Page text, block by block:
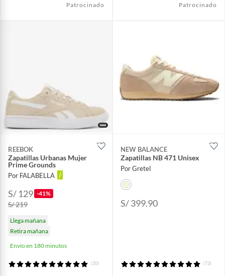
Patrocinado Patrocinado
REEBOK
Zapatillas Urbanas Mujer
Prime Grounds
Por FALABELLA
S/ 129 -41%
S/ 219
Llega mañana
Retira mañana
Envío en 180 minutos
(20)
NEW BALANCE
Zapatillas NB 471 Unisex
Por Gretel
S/ 399.90
(73)